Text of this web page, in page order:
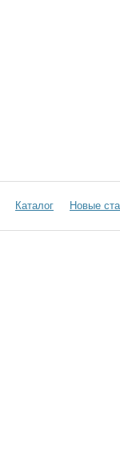
Каталог Новые